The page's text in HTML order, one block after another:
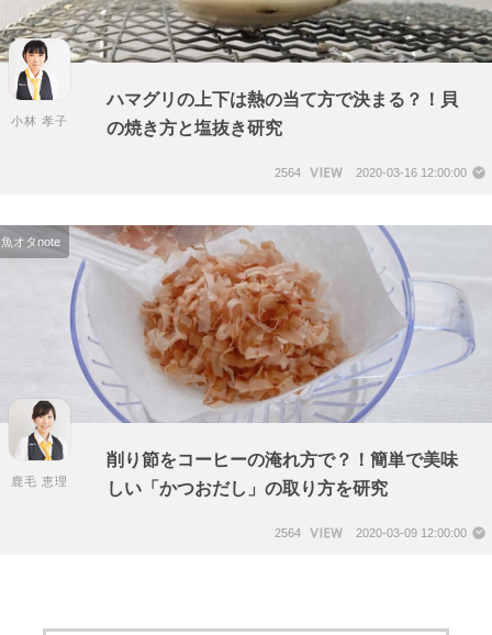
ハマグリの上下は熱の当て方で決まる？！貝
の焼き方と塩抜き研究
小林 孝子
2020-03-16 12:00:00
2564
魚オタnote
削り節をコーヒーの淹れ方で？！簡単で美味
しい「かつおだし」の取り方を研究
鹿毛 恵理
2020-03-09 12:00:00
2564